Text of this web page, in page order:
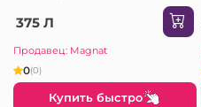
375 Л
Продавец: Magnat
0(0)
Купить быстро